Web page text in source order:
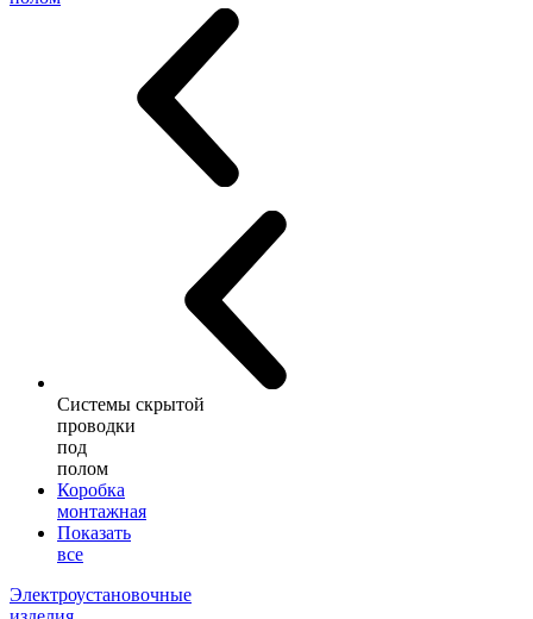
Системы скрытой
проводки
под
полом
Коробка
монтажная
Показать
все
Электроустановочные